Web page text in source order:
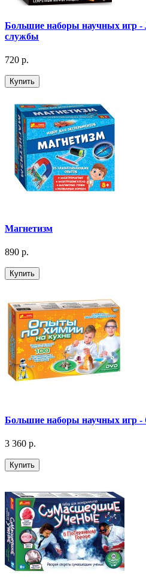
Большие наборы научных игр -
службы
720 р.
Купить
Магнетизм
890 р.
Купить
Большие наборы научных игр
3 360 р.
Купить